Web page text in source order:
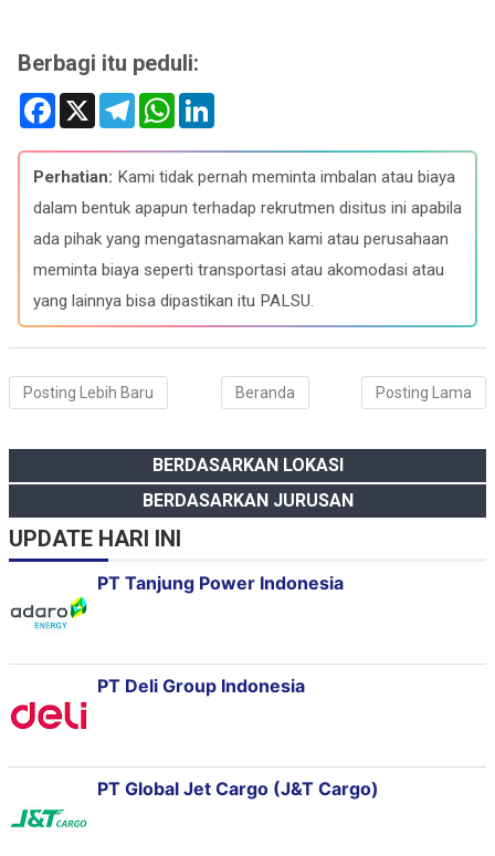
Berbagi itu peduli:
F
e
b
o
o
X
T
e
e
g
r
a
W
t
s
A
p
k
e
d
I
Perhatian: Kami tidak pernah meminta imbalan atau biaya
dalam bentuk apapun terhadap rekrutmen disitus ini apabila
ada pihak yang mengatasnamakan kami atau perusahaan
meminta biaya seperti transportasi atau akomodasi atau
yang lainnya bisa dipastikan itu PALSU.
Posting Lebih Baru Posting Lama
Beranda
BERDASARKAN LOKASI
BERDASARKAN JURUSAN
UPDATE HARI INI